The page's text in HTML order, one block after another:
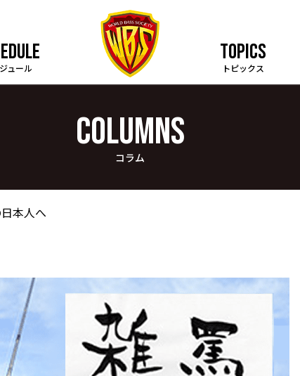
ュール
TOPICS
トピックス
COLUMNS
コラム
本人へ